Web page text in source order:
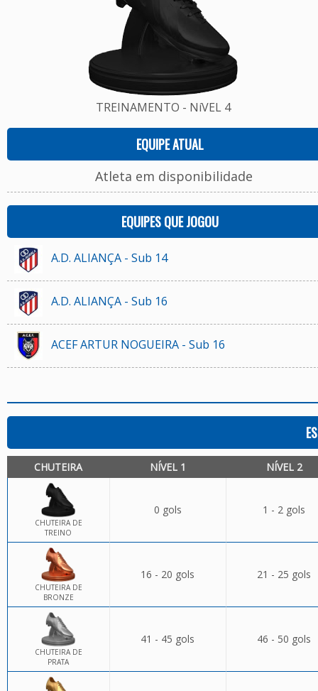
TREINAMENTO - NíVEL 4
EQUIPE ATUAL
Atleta em disponibilidade
EQUIPES QUE JOGOU
A.D. ALIANÇA - Sub 14
A.D. ALIANÇA - Sub 16
ACEF ARTUR NOGUEIRA - Sub 16
CHUTEIRA NÍVEL 1 NÍVEL 2
CHUTEIRA DE
TREINO
0 gols 1 - 2 gols
CHUTEIRA DE
BRONZE
16 - 20 gols 21 - 25 gols
CHUTEIRA DE
PRATA
41 - 45 gols 46 - 50 gols